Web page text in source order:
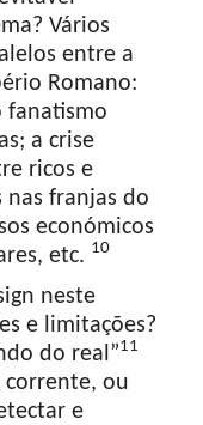
Vários
entre a
Romano:
fanatismo
a crise
ricos e
nas franjas do
económicos
etc. 10
neste
e limitações?
do real”11
corrente, ou
e